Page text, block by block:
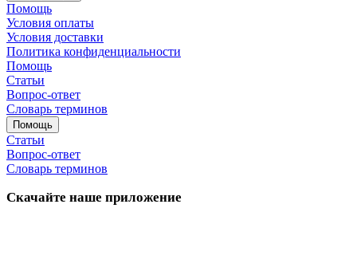
Помощь
Условия оплаты
Условия доставки
Политика конфиденциальности
Помощь
Статьи
Вопрос-ответ
Словарь терминов
Помощь
Статьи
Вопрос-ответ
Словарь терминов
Скачайте наше приложение